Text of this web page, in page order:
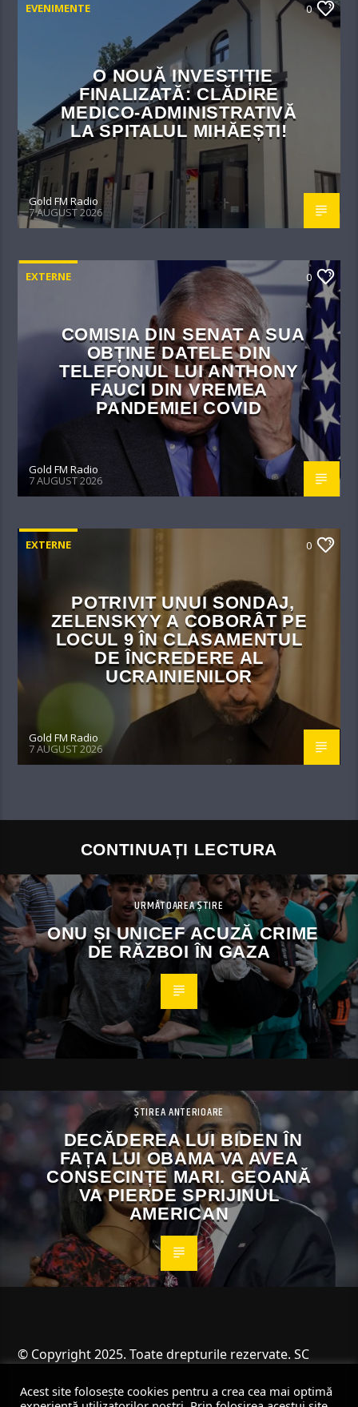
EVENIMENTE 0
O NOUĂ INVESTIȚIE
FINALIZATĂ: CLĂDIRE
MEDICO-ADMINISTRATIVĂ
LA SPITALUL MIHĂEȘTI!​
Gold FM Radio
7 AUGUST 2026
EXTERNE 0
COMISIA DIN SENAT A SUA
OBȚINE DATELE DIN
TELEFONUL LUI ANTHONY
FAUCI DIN VREMEA
PANDEMIEI COVID
Gold FM Radio
7 AUGUST 2026
EXTERNE 0
POTRIVIT UNUI SONDAJ,
ZELENSKYY A COBORÂT PE
LOCUL 9 ÎN CLASAMENTUL
DE ÎNCREDERE AL
UCRAINIENILOR
Gold FM Radio
7 AUGUST 2026
CONTINUAȚI LECTURA
URMĂTOAREA ȘTIRE
ONU ȘI UNICEF ACUZĂ CRIME
DE RĂZBOI ÎN GAZA
ȘTIREA ANTERIOARE
DECĂDEREA LUI BIDEN ÎN
FAȚA LUI OBAMA VA AVEA
CONSECINȚE MARI. GEOANĂ
VA PIERDE SPRIJINUL
AMERICAN
© Copyright 2025. Toate drepturile rezervate. SC
Acest site folosește cookies pentru a crea cea mai optimă